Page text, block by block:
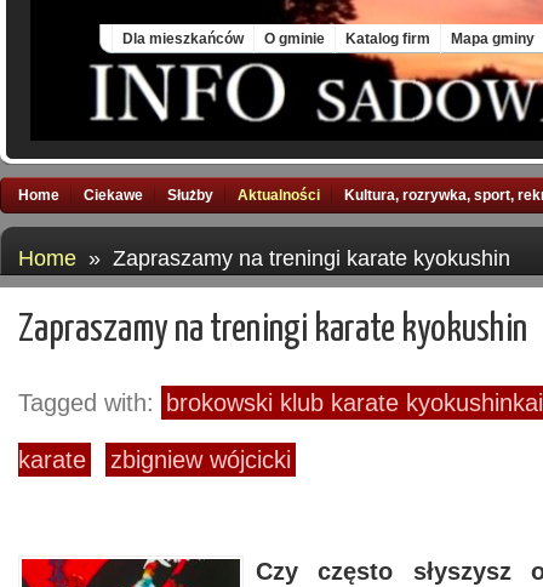
Dla mieszkańców O gminie Katalog firm Mapa gminy
Home Ciekawe Służby Aktualności Kultura, rozrywka, sport,
Home » Zapraszamy na treningi karate kyokushin
Zapraszamy na treningi karate kyokushin
Tagged with: brokowski klub karate kyokushinkai
karate zbigniew wójcicki
Czy często słyszysz